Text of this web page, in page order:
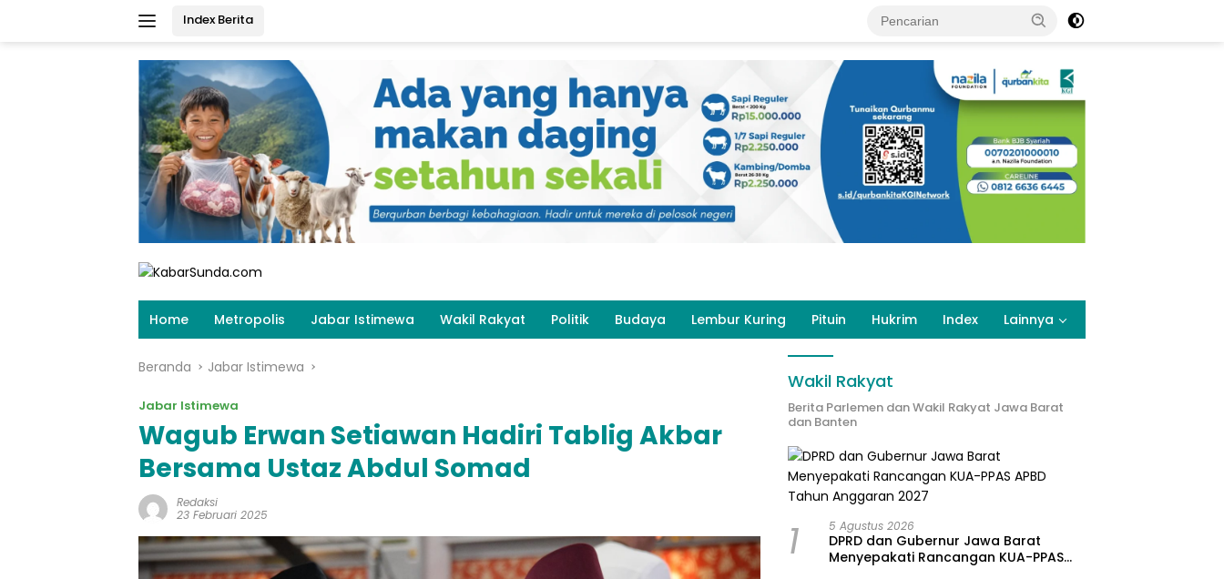
Index Berita
Home Metropolis Jabar Istimewa Wakil Rakyat Politik Budaya Lembur Kuring Pituin Hukrim Index Lainnya
Beranda Jabar Istimewa
Jabar Istimewa
Wagub Erwan Setiawan Hadiri Tablig Akbar
Bersama Ustaz Abdul Somad
Redaksi
23 Februari 2025
Wakil Rakyat
Berita Parlemen dan Wakil Rakyat Jawa Barat
dan Banten
1 5 Agustus 2026
DPRD dan Gubernur Jawa Barat
Menyepakati Rancangan KUA-PPAS